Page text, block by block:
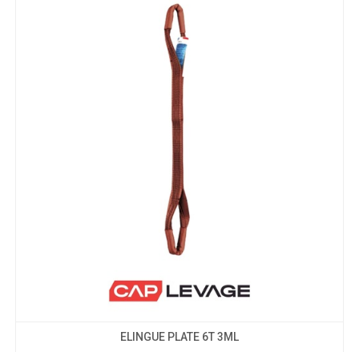
ELINGUE PLATE 6T 3ML